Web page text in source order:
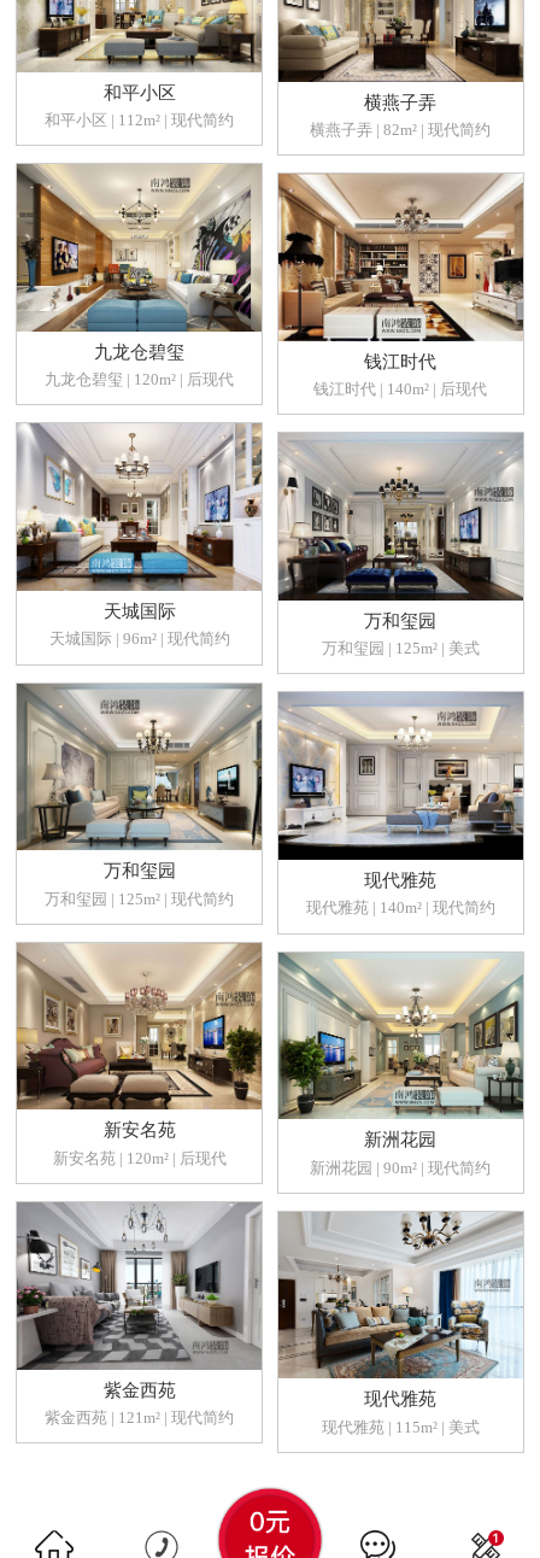
和平小区
和平小区 | 112m² | 现代简约
横燕子弄
横燕子弄 | 82m² | 现代简约
九龙仓碧玺
九龙仓碧玺 | 120m² | 后现代
钱江时代
钱江时代 | 140m² | 后现代
天城国际
天城国际 | 96m² | 现代简约
万和玺园
万和玺园 | 125m² | 美式
万和玺园
万和玺园 | 125m² | 现代简约
现代雅苑
现代雅苑 | 140m² | 现代简约
新安名苑
新安名苑 | 120m² | 后现代
新洲花园
新洲花园 | 90m² | 现代简约
紫金西苑
紫金西苑 | 121m² | 现代简约
现代雅苑
现代雅苑 | 115m² | 美式